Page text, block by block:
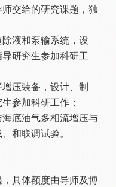
交给的研究课题，独
液和泵输系统，设
研究生参加科研工
压装备，设计、制
参加科研工作；
底油气多相流增压与
和联调试验。
具体额度由导师及博